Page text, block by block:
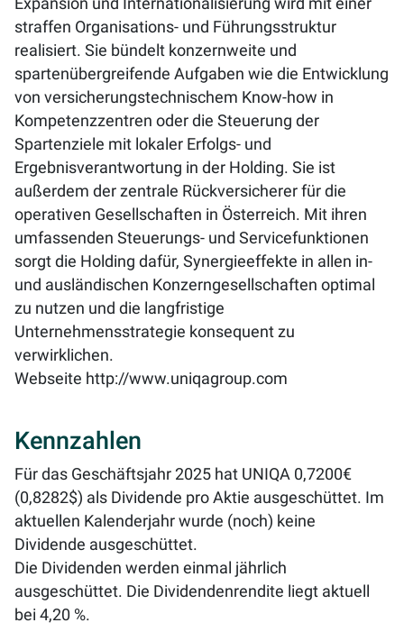
Expansion und Internationalisierung wird mit einer
straffen Organisations- und Führungsstruktur
realisiert. Sie bündelt konzernweite und
spartenübergreifende Aufgaben wie die Entwicklung
von versicherungstechnischem Know-how in
Kompetenzzentren oder die Steuerung der
Spartenziele mit lokaler Erfolgs- und
Ergebnisverantwortung in der Holding. Sie ist
außerdem der zentrale Rückversicherer für die
operativen Gesellschaften in Österreich. Mit ihren
umfassenden Steuerungs- und Servicefunktionen
sorgt die Holding dafür, Synergieeffekte in allen in-
und ausländischen Konzerngesellschaften optimal
zu nutzen und die langfristige
Unternehmensstrategie konsequent zu
verwirklichen.
Webseite http://www.uniqagroup.com
Kennzahlen
Für das Geschäftsjahr 2025 hat UNIQA 0,7200€
(0,8282$) als Dividende pro Aktie ausgeschüttet. Im
aktuellen Kalenderjahr wurde (noch) keine
Dividende ausgeschüttet.
Die Dividenden werden einmal jährlich
ausgeschüttet. Die Dividendenrendite liegt aktuell
bei 4,20 %.